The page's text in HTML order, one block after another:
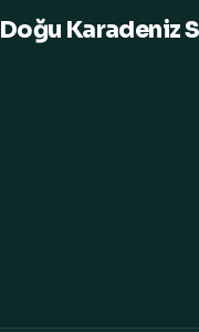
Doğu Karadeniz